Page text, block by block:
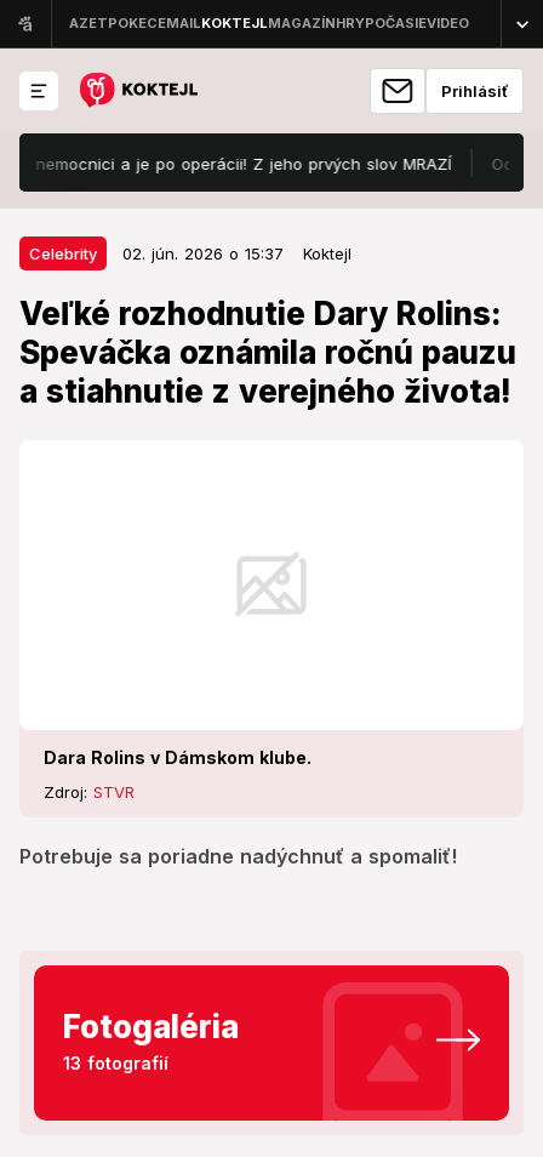
Prihlásiť
a je po operácii! Z jeho prvých slov MRAZÍ Odštartoval
Celebrity 02. jún. 2026 o 15:37 Koktejl
Veľké rozhodnutie Dary Rolins:
Speváčka oznámila ročnú pauzu
a stiahnutie z verejného života!
Dara Rolins v Dámskom klube.
Zdroj: STVR
Potrebuje sa poriadne nadýchnuť a spomaliť!
Celebrity 02. jún. 2026 o 15:37
Veľké rozhodnutie Dary Rolins:
Speváčka oznámila ročnú pauzu a
stiahnutie z verejného života!
Fotogaléria
13 fotografií